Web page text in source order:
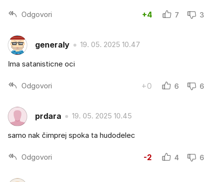
Odgovori +4 7 3
generaly 19. 05. 2025 10.47
Ima satanisticne oci
Odgovori +0 6 6
prdara 19. 05. 2025 10.45
samo nak čimprej spoka ta hudodelec
Odgovori -2 4 6